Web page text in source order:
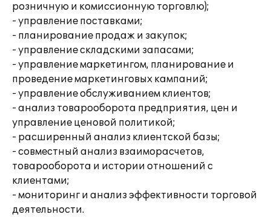
розничную и комиссионную торговлю);
- управление поставками;
- планирование продаж и закупок;
- управление складскими запасами;
- управление маркетингом, планирование и
проведение маркетинговых кампаний;
- управление обслуживанием клиентов;
- анализ товарооборота предприятия, цен и
управление ценовой политикой;
- расширенный анализ клиентской базы;
- совместный анализ взаиморасчетов,
товарооборота и истории отношений с
клиентами;
- мониторинг и анализ эффективности торговой
деятельности.